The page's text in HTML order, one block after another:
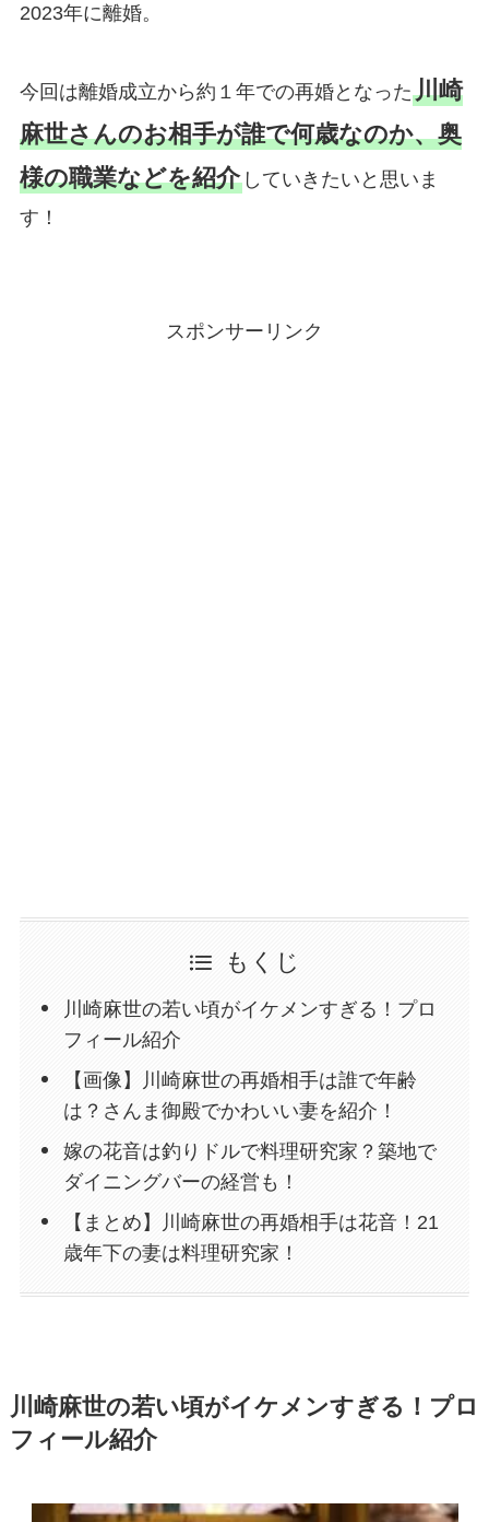
2023年に離婚。
今回は離婚成立から約１年での再婚となった川崎
麻世さんのお相手が誰で何歳なのか、奥
様の職業などを紹介していきたいと思いま
す！
スポンサーリンク
もくじ
川崎麻世の若い頃がイケメンすぎる！プロ
フィール紹介
【画像】川崎麻世の再婚相手は誰で年齢
は？さんま御殿でかわいい妻を紹介！
嫁の花音は釣りドルで料理研究家？築地で
ダイニングバーの経営も！
【まとめ】川崎麻世の再婚相手は花音！21
歳年下の妻は料理研究家！
川崎麻世の若い頃がイケメンすぎる！プロ
フィール紹介